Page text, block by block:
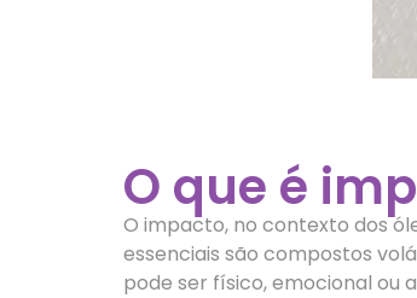
O que é
O impacto, no contexto dos
essenciais são compostos
pode ser físico, emocional ou